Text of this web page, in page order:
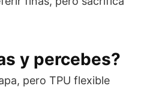
y percebes?
pero TPU flexible